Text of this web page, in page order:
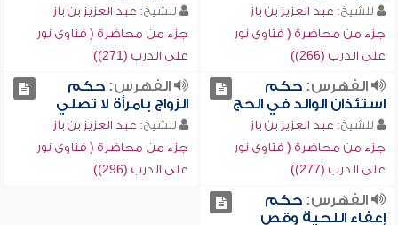
للشيخ: عبد العزيز بن باز
جزء من محاضرة ( فتاوى نور
على الدرب (266))
للشيخ: عبد العزيز بن باز
جزء من محاضرة ( فتاوى نور
على الدرب (271))
الفهرس:حكم
استئذان الوالد في الحج
للشيخ: عبد العزيز بن باز
جزء من محاضرة ( فتاوى نور
على الدرب (277))
الفهرس:حكم
الزواج بامرأة لا تصلي
للشيخ: عبد العزيز بن باز
جزء من محاضرة ( فتاوى نور
على الدرب (296))
الفهرس:حكم
إعفاء اللحية وقص